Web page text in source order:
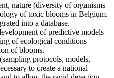
nature (diversity of organisms
of toxic blooms in Belgium.
into a database.
of predictive models
of ecological conditions
of blooms.
protocols, models,
to create a national